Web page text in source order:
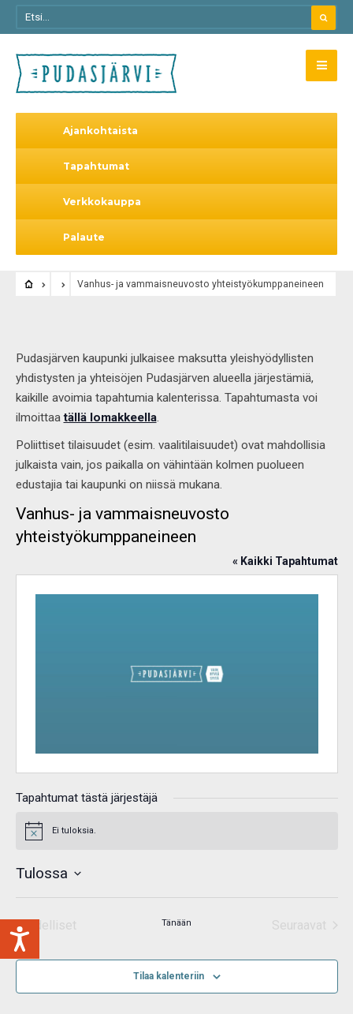
Ajankohtaista
Tapahtumat
Verkkokauppa
Palaute
Vanhus- ja vammaisneuvosto yhteistyökumppaneineen
Pudasjärven kaupunki julkaisee maksutta yleishyödyllisten
yhdistysten ja yhteisöjen Pudasjärven alueella järjestämiä,
kaikille avoimia tapahtumia kalenterissa. Tapahtumasta voi
ilmoittaatällä lomakkeella.
Poliittiset tilaisuudet (esim. vaalitilaisuudet) ovat mahdollisia
julkaista vain, jos paikalla on vähintään kolmen puolueen
edustajia tai kaupunki on niissä mukana.
Vanhus- ja vammaisneuvosto
yhteistyökumppaneineen
« Kaikki Tapahtumat
Tapahtumat tästä järjestäjä
Notice Ei tuloksia.
Tulossa
Valitse
päivä.Edelliset
Tänään
Seuraavat
Tilaa kalenteriin